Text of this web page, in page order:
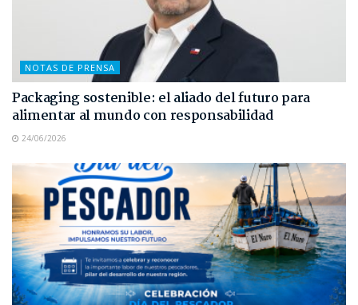
NOTAS DE PRENSA
Packaging sostenible: el aliado del futuro para
alimentar al mundo con responsabilidad
24/06/2026